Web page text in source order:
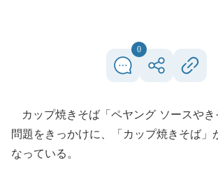
0
カップ焼きそば「ペヤング ソースやき
問題をきっかけに、「カップ焼きそば」
なっている。